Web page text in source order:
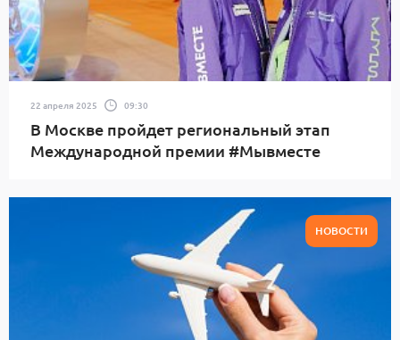
22 апреля 2025 09:30
В Москве пройдет региональный этап
Международной премии #Мывместе
НОВОСТИ